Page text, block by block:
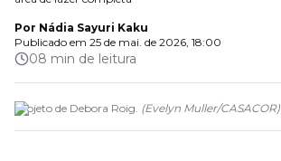
Por Nádia Sayuri Kaku
Publicado em 25 de mai. de 2026, 18:00
08 min de leitura
Projeto de Debora Roig. (Evelyn Muller/CASACOR)